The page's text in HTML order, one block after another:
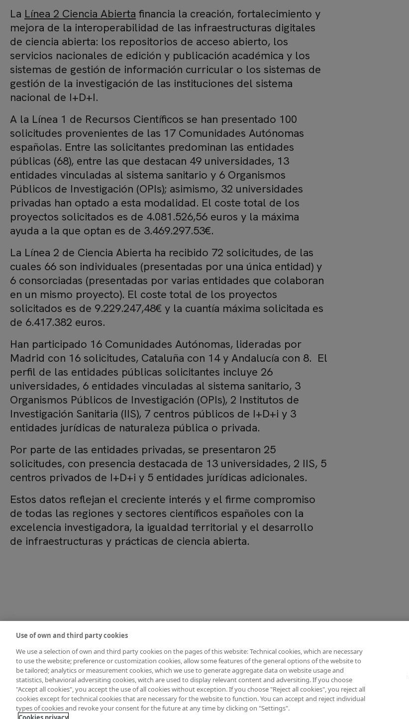
La Línea 2 Ciencia Abierta financia la creación, fortalecimiento y
mejora de la interoperabilidad de las infraestructuras digitales
de ciencia abierta: los repositorios de acceso abierto, los
servicios nacionales de edición y publicación académica y los
sistemas de gestión de información curricular o los sistemas de
gestión de la investigación de las instituciones del sistema
nacional de I+D+I.
A la Línea 1 de Recursos Científicos se han presentado 100
solicitudes provenientes de las 17 Comunidades Autónomas
españolas. Entre las solicitantes predominan las entidades
públicas (68), entre las que destacan 49 universidades, 13
entidades vinculadas al sistema sanitario y 6 Organismos
Públicos de Investigación (OPIs); asimismo, 32 universidades
privadas han optado a esta modalidad. El coste total de los
proyectos solicitados es de 4.081.526,56 euros y la máxima
ayuda a la que optan es de 3.469.297.53€.
La Línea 2 de Ciencia Abierta ha recibido 72 solicitudes, de las
cuales 66 son individuales (presentadas por una única entidad) y
6 consorciadas (presentadas por varias entidades que colaboran
en un mismo proyecto). El coste total de los proyectos
solicitados es de 9.229.247,48€ y la cuantía máxima solicitada es
de 6.417.382 euros.
Han participado 16 Comunidades Autónomas, lideradas por
Madrid con 16 solicitudes, Cataluña con 14 y Andalucía con 8. El
perfil de las entidades públicas solicitantes incluye 26
universidades, 6 entidades vinculadas al sistema sanitario, 3
Organismos Públicos de Investigación (OPIs), 2 Institutos de
Investigación Sanitaria (IIS), 7 centros públicos de I+D+i y 3
entidades jurídicas de naturaleza pública o privada.
Por parte de las entidades privadas, se presentaron 25
solicitudes, con presencia destacada de 13 universidades, 2 IIS, 5
centros privados de I+D+i y 5 entidades jurídicas adicionales.
Estos datos reflejan el creciente interés y el firme compromiso
de todas las regiones y sectores científicos españoles con la
excelencia investigadora, la igualdad territorial y el desarrollo
de infraestructuras y prácticas de ciencia abierta.
© Fundación Española para la Ciencia y la Tecnología
Pie de página
Contacto Accesibilidad Datos abiertos Aviso legal Política de privacidad Política de cookies
Use of own and third party cookies
We use a selection of own and third party cookies on the pages of this website: Technical cookies, which are necessary
to use the website; preference or customization cookies, allow some features of the general options of the website to
be tailored; analytics or measurement cookies, which we use to generate aggregate data on website usage and
statistics, behavioral adversiting cookies, witch are used to display relevant content and adversiting. If you choose
"Accept all cookies", you accept the use of all cookies without exception. If you choose "Reject all cookies", you reject all
cookies except for technical cookies that are necessary for the website to function. You can accept and reject individual
types of cookies and revoke your consent for the future at any time by clicking on "Settings".